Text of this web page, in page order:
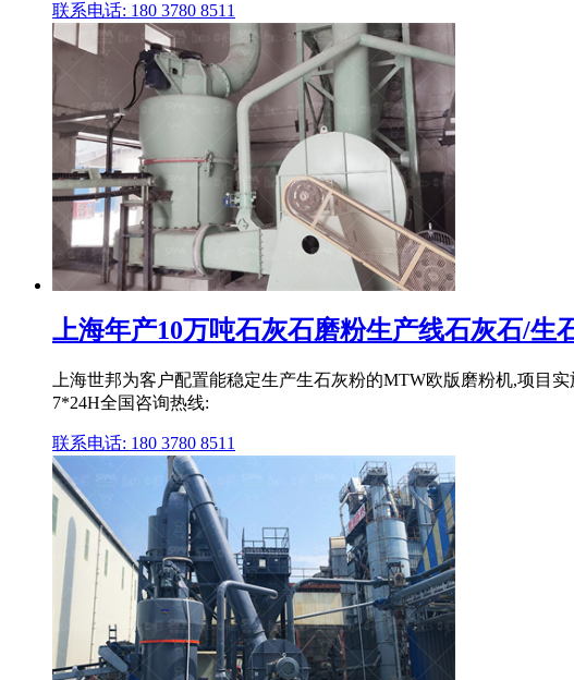
联系电话: 180 3780 8511
上海年产10万吨石灰石磨粉生产线石灰石/生
上海世邦为客户配置能稳定生产生石灰粉的MTW欧版磨粉机,项目
7*24H全国咨询热线:
联系电话: 180 3780 8511